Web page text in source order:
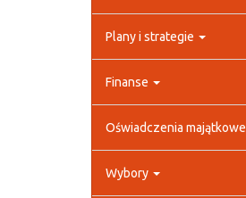
Plany i strategie
Finanse
Oświadczenia majątkowe
Wybory